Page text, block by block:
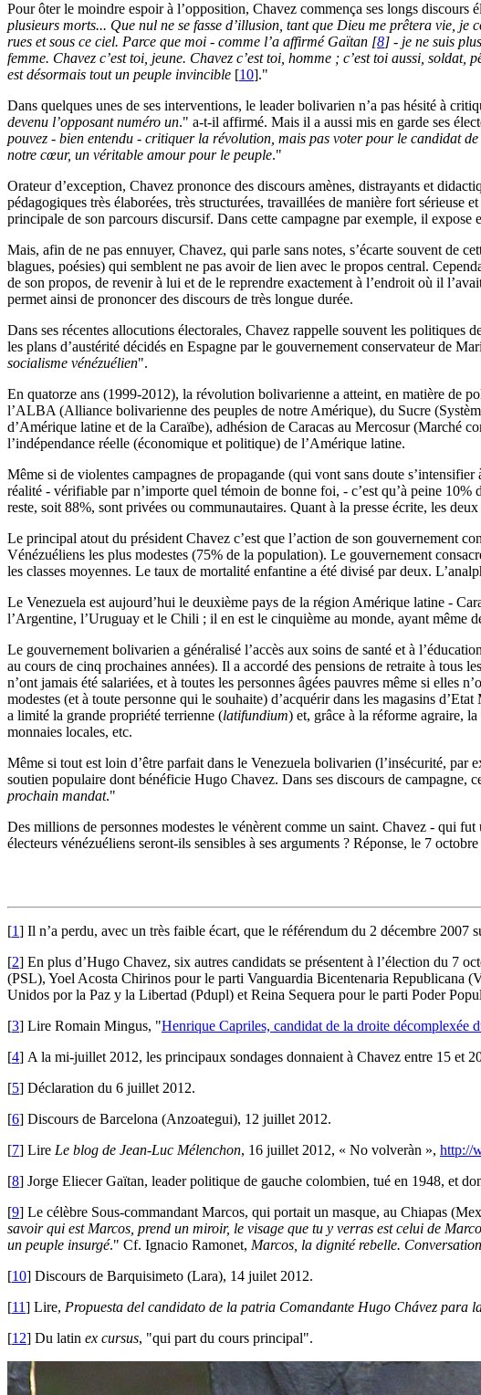
Pour ôter le moindre espoir à l’opposition, Chavez commença ses longs discours
plusieurs morts... Que nul ne se fasse d’illusion, tant que Dieu me prêtera vie,
rues et sous ce ciel. Parce que moi - comme l’a affirmé Gaïtan [8] - je ne suis
femme. Chavez c’est toi, jeune. Chavez c’est toi, homme ; c’est toi aussi, soldat,
est désormais tout un peuple invincible [10]."
Dans quelques unes de ses interventions, le leader bolivarien n’a pas hésité à
devenu l’opposant numéro un." a-t-il affirmé. Mais il a aussi mis en garde ses
pouvez - bien entendu - critiquer la révolution, mais pas voter pour le candidat
notre cœur, un véritable amour pour le peuple."
Orateur d’exception, Chavez prononce des discours amènes, distrayants et
pédagogiques très élaborées, très structurées, travaillées de manière fort
principale de son parcours discursif. Dans cette campagne par exemple, il
Mais, afin de ne pas ennuyer, Chavez, qui parle sans notes, s’écarte souvent de
blagues, poésies) qui semblent ne pas avoir de lien avec le propos central.
de son propos, de revenir à lui et de le reprendre exactement à l’endroit où il
permet ainsi de prononcer des discours de très longue durée.
Dans ses récentes allocutions électorales, Chavez rappelle souvent les
les plans d’austérité décidés en Espagne par le gouvernement conservateur de
socialisme vénézuélien".
En quatorze ans (1999-2012), la révolution bolivarienne a atteint, en matière de
l’ALBA (Alliance bolivarienne des peuples de notre Amérique), du Sucre
d’Amérique latine et de la Caraïbe), adhésion de Caracas au Mercosur (Marché
l’indépendance réelle (économique et politique) de l’Amérique latine.
Même si de violentes campagnes de propagande (qui vont sans doute
réalité - vérifiable par n’importe quel témoin de bonne foi, - c’est qu’à peine
reste, soit 88%, sont privées ou communautaires. Quant à la presse écrite, les
Le principal atout du président Chavez c’est que l’action de son gouvernement
Vénézuéliens les plus modestes (75% de la population). Le gouvernement
les classes moyennes. Le taux de mortalité enfantine a été divisé par deux.
Le Venezuela est aujourd’hui le deuxième pays de la région Amérique latine -
l’Argentine, l’Uruguay et le Chili ; il en est le cinquième au monde, ayant même
Le gouvernement bolivarien a généralisé l’accès aux soins de santé et à
au cours de cinq prochaines années). Il a accordé des pensions de retraite à
n’ont jamais été salariées, et à toutes les personnes âgées pauvres même si
modestes (et à toute personne qui le souhaite) d’acquérir dans les magasins
a limité la grande propriété terrienne (latifundium) et, grâce à la réforme agraire,
monnaies locales, etc.
Même si tout est loin d’être parfait dans le Venezuela bolivarien (l’insécurité,
soutien populaire dont bénéficie Hugo Chavez. Dans ses discours de campagne,
prochain mandat."
Des millions de personnes modestes le vénèrent comme un saint. Chavez - qui
électeurs vénézuéliens seront-ils sensibles à ses arguments ? Réponse, le 7
[1] Il n’a perdu, avec un très faible écart, que le référendum du 2 décembre
[2] En plus d’Hugo Chavez, six autres candidats se présentent à l’élection du
(PSL), Yoel Acosta Chirinos pour le parti Vanguardia Bicentenaria
Unidos por la Paz y la Libertad (Pdupl) et Reina Sequera pour le parti Poder
[3] Lire Romain Mingus, "Henrique Capriles, candidat de la droite décomplexée
[4] A la mi-juillet 2012, les principaux sondages donnaient à Chavez entre 15 et
[5] Déclaration du 6 juillet 2012.
[6] Discours de Barcelona (Anzoategui), 12 juillet 2012.
[7] Lire Le blog de Jean-Luc Mélenchon, 16 juillet 2012, « No volveràn », http://
[8] Jorge Eliecer Gaïtan, leader politique de gauche colombien, tué en 1948, et
[9] Le célèbre Sous-commandant Marcos, qui portait un masque, au Chiapas
savoir qui est Marcos, prend un miroir, le visage que tu y verras est celui de
un peuple insurgé." Cf. Ignacio Ramonet, Marcos, la dignité rebelle.
[10] Discours de Barquisimeto (Lara), 14 juilet 2012.
[11] Lire, Propuesta del candidato de la patria Comandante Hugo Chávez para
[12] Du latin ex cursus, "qui part du cours principal".